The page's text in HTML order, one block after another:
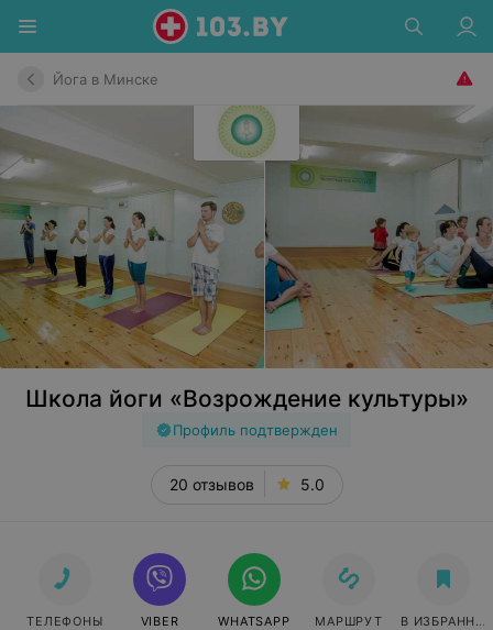
Йога в Минске
Школа йоги «Возрождение культуры»
Профиль подтвержден
20 отзывов 5.0
ТЕЛЕФОНЫ VIBER WHATSAPP МАРШРУТ В ИЗБРАННОЕ